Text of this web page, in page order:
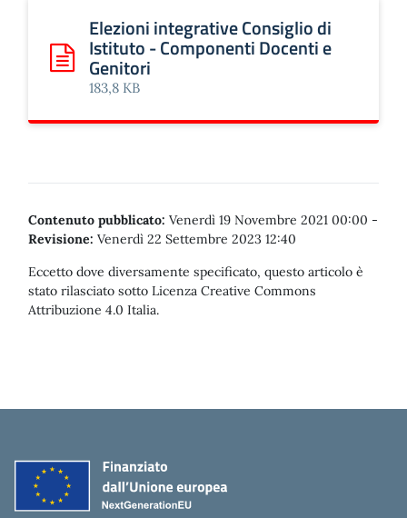
Scarica: Elezioni integrative Consiglio di Istituto -
Elezioni integrative Consiglio di
Istituto - Componenti Docenti e
Genitori
183,8 KB
Contenuto pubblicato: Venerdì 19 Novembre 2021 00:00 -
Revisione: Venerdì 22 Settembre 2023 12:40
Eccetto dove diversamente specificato, questo articolo è
stato rilasciato sotto Licenza Creative Commons
Attribuzione 4.0 Italia.